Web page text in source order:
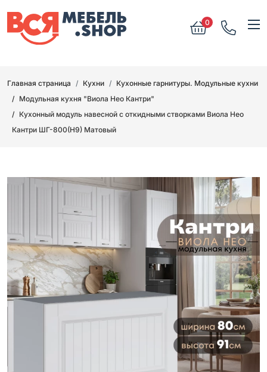
0
Главная страница Кухни
Кухонные гарнитуры. Модульные кухни
Модульная кухня "Виола Нео Кантри"
Кухонный модуль навесной с откидными створками Виола Нео
Кантри ШГ-800(Н9) Матовый